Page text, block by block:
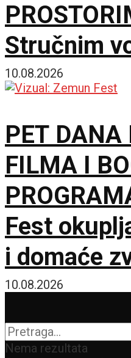
Stručnim
zatvorena
10.08.2026
PET DANA
FILMA I
Fest
i domaće
četiri
10.08.2026
Nema rezultata